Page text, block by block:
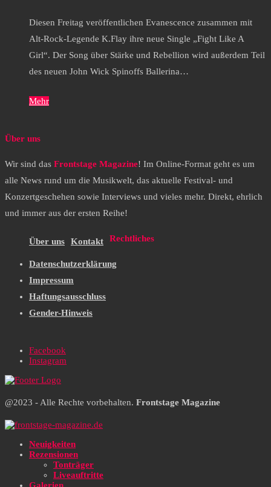
Diesen Freitag veröffentlichen Evanescence zusammen mit
Alt-Rock-Legende K.Flay ihre neue Single „Fight Like A
Girl“. Der Song über Stärke und Rebellion wird außerdem Teil
des neuen John Wick Spinoffs Ballerina…
Mehr
Über uns
Wir sind das Frontstage Magazine! Im Online-Format geht es um
alle News rund um die Musikwelt, das aktuelle Festival- und
Konzertgeschehen sowie Interviews und vieles mehr. Direkt, ehrlich
und immer aus der ersten Reihe!
Über uns Kontakt Rechtliches
Datenschutzerklärung
Impressum
Haftungsausschluss
Gender-Hinweis
Facebook
Instagram
@2023 - Alle Rechte vorbehalten. Frontstage Magazine
Neuigkeiten
Rezensionen
Tonträger
Liveauftritte